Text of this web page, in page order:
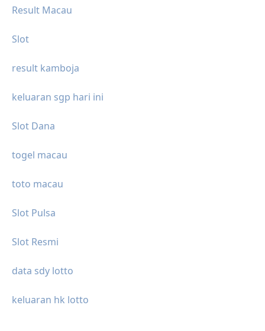
Result Macau
Slot
result kamboja
keluaran sgp hari ini
Slot Dana
togel macau
toto macau
Slot Pulsa
Slot Resmi
data sdy lotto
keluaran hk lotto